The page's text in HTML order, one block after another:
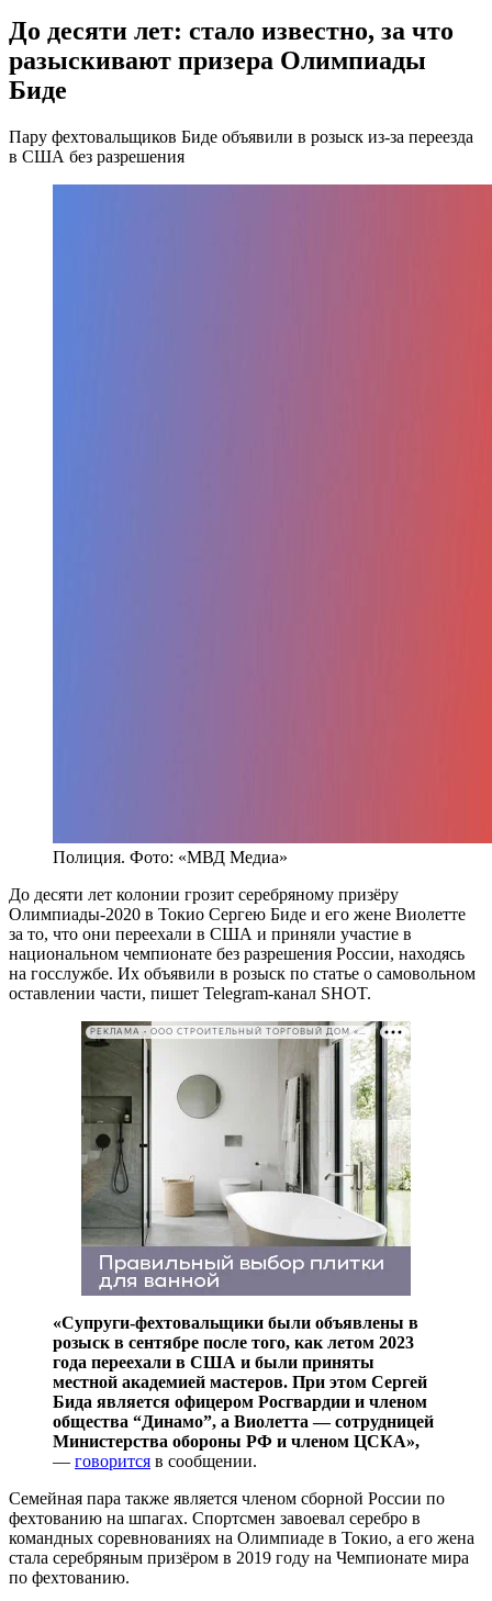
До десяти лет: стало известно, за что
разыскивают призера Олимпиады
Биде
Пару фехтовальщиков Биде объявили в розыск из-за переезда
в США без разрешения
Полиция. Фото: «МВД Медиа»
До десяти лет колонии грозит серебряному призёру
Олимпиады-2020 в Токио Сергею Биде и его жене Виолетте
за то, что они переехали в США и приняли участие в
национальном чемпионате без разрешения России, находясь
на госслужбе. Их объявили в розыск по статье о самовольном
оставлении части, пишет Telegram-канал SHOT.
РЕКЛАМА • ООО СТРОИТЕЛЬНЫЙ ТОРГОВЫЙ ДОМ «ПЕТРОВИЧ». ИНН: 7802348846
«Супруги-фехтовальщики были объявлены в
розыск в сентябре после того, как летом 2023
года переехали в США и были приняты
местной академией мастеров. При этом Сергей
Бида является офицером Росгвардии и членом
общества “Динамо”, а Виолетта — сотрудницей
Министерства обороны РФ и членом ЦСКА»,
— говорится в сообщении.
Семейная пара также является членом сборной России по
фехтованию на шпагах. Спортсмен завоевал серебро в
командных соревнованиях на Олимпиаде в Токио, а его жена
стала серебряным призёром в 2019 году на Чемпионате мира
по фехтованию.